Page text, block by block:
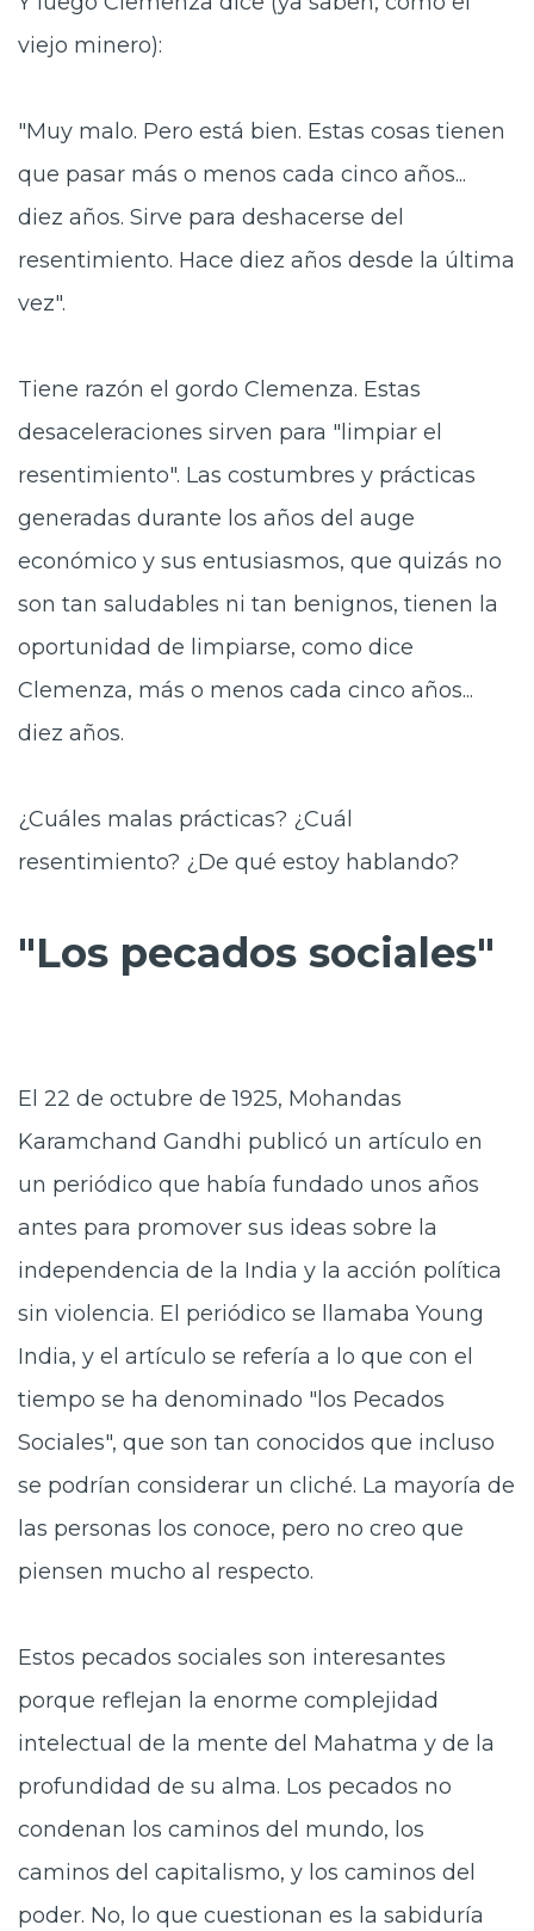
viejo minero):
"Muy malo. Pero está bien. Estas cosas tienen
que pasar más o menos cada cinco años...
diez años. Sirve para deshacerse del
resentimiento. Hace diez años desde la última
vez".
Tiene razón el gordo Clemenza. Estas
desaceleraciones sirven para "limpiar el
resentimiento". Las costumbres y prácticas
generadas durante los años del auge
económico y sus entusiasmos, que quizás no
son tan saludables ni tan benignos, tienen la
oportunidad de limpiarse, como dice
Clemenza, más o menos cada cinco años...
diez años.
¿Cuáles malas prácticas? ¿Cuál
resentimiento? ¿De qué estoy hablando?
"Los pecados sociales"
El 22 de octubre de 1925, Mohandas
Karamchand Gandhi publicó un artículo en
un periódico que había fundado unos años
antes para promover sus ideas sobre la
independencia de la India y la acción política
sin violencia. El periódico se llamaba Young
India, y el artículo se refería a lo que con el
tiempo se ha denominado "los Pecados
Sociales", que son tan conocidos que incluso
se podrían considerar un cliché. La mayoría de
las personas los conoce, pero no creo que
piensen mucho al respecto.
Estos pecados sociales son interesantes
porque reflejan la enorme complejidad
intelectual de la mente del Mahatma y de la
profundidad de su alma. Los pecados no
condenan los caminos del mundo, los
caminos del capitalismo, y los caminos del
poder. No, lo que cuestionan es la sabiduría